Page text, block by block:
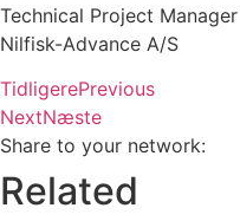
Technical Project Manager
Nilfisk-Advance A/S
TidligerePrevious
NextNæste
Share to your network:
Related